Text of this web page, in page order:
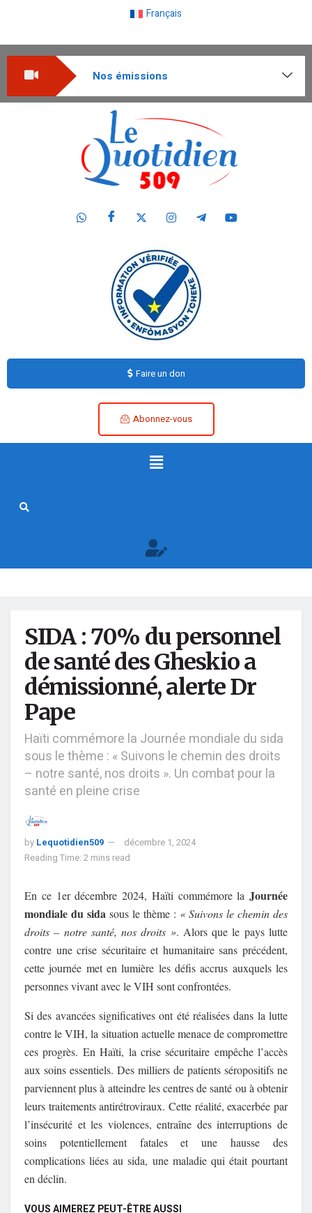
Français
Nos émissions
Faire un don
Abonnez-vous
SIDA : 70% du personnel
de santé des Gheskio a
démissionné, alerte Dr
Pape
Haïti commémore la Journée mondiale du sida
sous le thème : « Suivons le chemin des droits
– notre santé, nos droits ». Un combat pour la
santé en pleine crise
by Lequotidien509
décembre 1, 2024
Reading Time: 2 mins read
En ce 1er décembre 2024, Haïti commémore la Journée
mondiale du sida sous le thème : « Suivons le chemin des
droits – notre santé, nos droits ». Alors que le pays lutte
contre une crise sécuritaire et humanitaire sans précédent,
cette journée met en lumière les défis accrus auxquels les
personnes vivant avec le VIH sont confrontées.
Si des avancées significatives ont été réalisées dans la lutte
contre le VIH, la situation actuelle menace de compromettre
ces progrès. En Haïti, la crise sécuritaire empêche l’accès
aux soins essentiels. Des milliers de patients séropositifs ne
parviennent plus à atteindre les centres de santé ou à obtenir
leurs traitements antirétroviraux. Cette réalité, exacerbée par
l’insécurité et les violences, entraîne des interruptions de
soins potentiellement fatales et une hausse des
complications liées au sida, une maladie qui était pourtant
en déclin.
VOUS AIMEREZ PEUT-ÊTRE AUSSI